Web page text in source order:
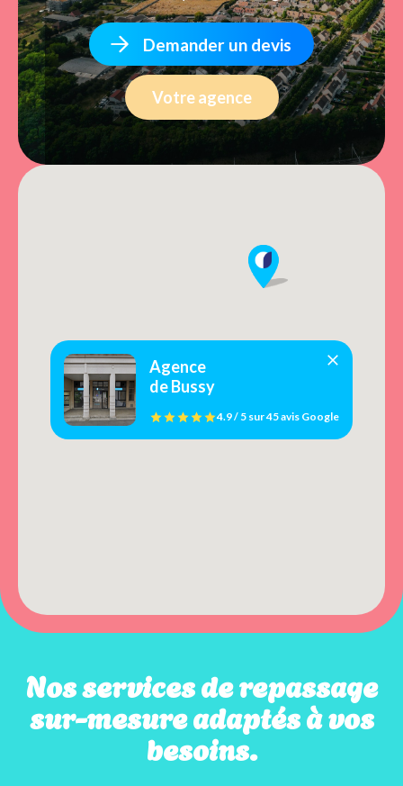
Demander un devis
Votre agence
Agence
de Bussy
4.9 / 5 sur45 avis Google
Nos services de repassage
sur-mesure adaptés à vos
besoins.